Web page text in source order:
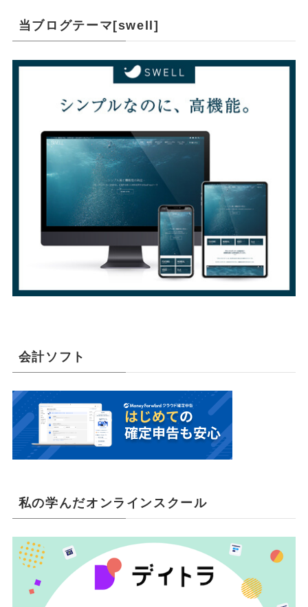
当ブログテーマ[swell]
会計ソフト
私の学んだオンラインスクール